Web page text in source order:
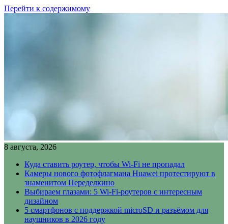
Перейти к содержимому
8 августа, 2026
Куда ставить роутер, чтобы Wi-Fi не пропадал
Камеры нового фотофлагмана Huawei протестируют в
знаменитом Переделкино
Выбираем глазами: 5 Wi-Fi-роутеров с интересным
дизайном
5 смартфонов с поддержкой microSD и разъёмом для
наушников в 2026 году